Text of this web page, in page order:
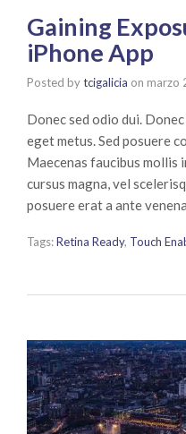
Gaining
iPhone App
Posted bytcigalicia on marzo
Donec sed odio dui.
eget metus. Sed posuere
Maecenas faucibus mollis
cursus magna, vel
posuere erat a ante
Tags:Retina Ready, Touch